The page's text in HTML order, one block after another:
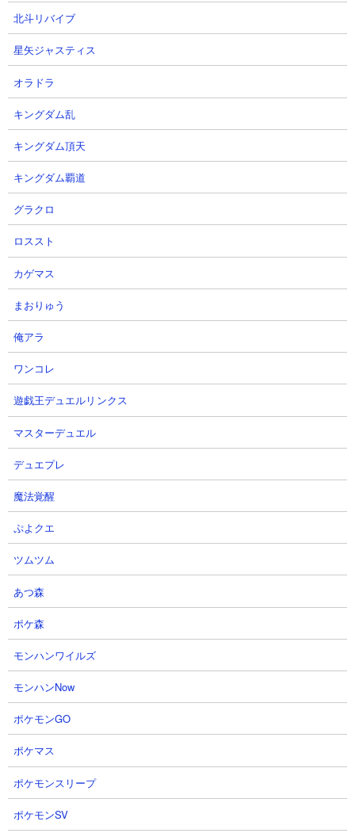
【オラドラ】ガチャ総集編（新作
あり）あの感動をもう一度【ジョ
ジョの奇妙な冒険】
岸です。のチャンネルです。さん
2026.08.07 20:30（14時間前）
HENTAIゲームさん
【ヒロサバ】【リセマラで最強SR
キャラ取るより重要】初心者向け
戦い方のコツ【僕のヒーローアカ
デミア UNITED SURVIVAL】【ヒ
ロアカアプリ】
にあさん
7
【オラドラ】結束レイド！フーゴ
要！承太郎のあのセットを使わな
HENTAIゲームさん
8
結束レイド、フーゴ６０万初手手
動からのオート！【オラドラ】#
オラドラ #オラオラオーバードラ
すぱchさん
2026.08.07 18:22（17時間前）
9
ーバー！放置で叩き出す最強フル
11
北斗リバイブ
星矢ジャスティス
オラドラ
キングダム乱
キングダム頂天
キングダム覇道
グラクロ
ロススト
カゲマス
まおりゅう
俺アラ
ワンコレ
遊戯王デュエルリンクス
マスターデュエル
デュエプレ
魔法覚醒
ぷよクエ
ツムツム
あつ森
ポケ森
モンハンワイルズ
モンハンNow
ポケモンGO
ポケマス
ポケモンスリープ
ポケモンSV